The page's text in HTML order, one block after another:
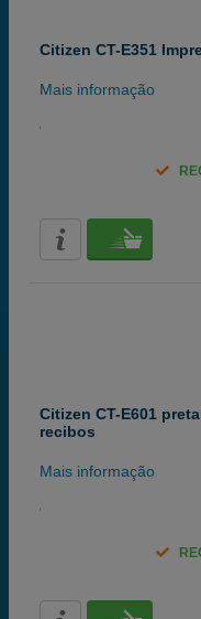
Citizen CT-E351
Mais informação
Citizen CT-E601
recibos
Mais informação